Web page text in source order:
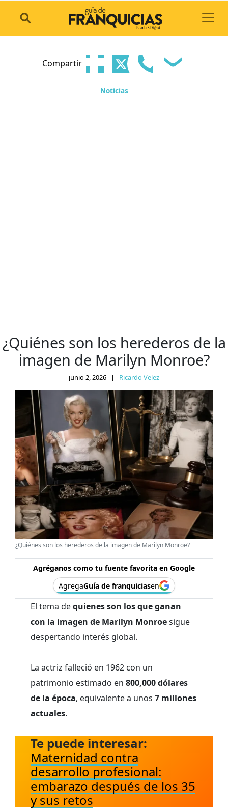
Compartir
Noticias
¿Quiénes son los herederos de la
imagen de Marilyn Monroe?
junio 2, 2026 | Ricardo Velez
¿Quiénes son los herederos de la imagen de Marilyn Monroe?
Agréganos como tu fuente favorita en Google
AgregaGuía de franquiciasen
El tema dequienes son los que ganan
con la imagen de Marilyn Monroesigue
despertando interés global.
La actriz falleció en 1962 con un
patrimonio estimado en 800,000 dólares
de la época, equivalente a unos 7 millones
actuales.
Te puede interesar:
Maternidad contra
desarrollo profesional:
embarazo después de los 35
y sus retos